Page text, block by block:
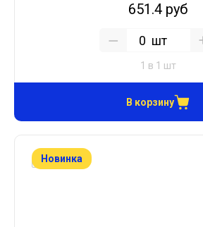
651.4 руб
шт
1 в 1 шт
В корзину
Новинка